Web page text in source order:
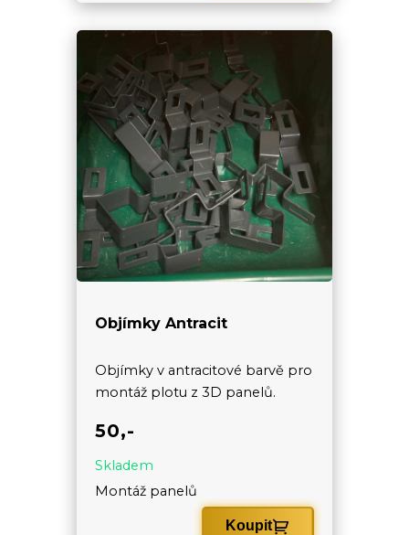
Objímky Antracit
Objímky v antracitové barvě pro
montáž plotu z 3D panelů.
50,-
Skladem
Montáž panelů
Koupit